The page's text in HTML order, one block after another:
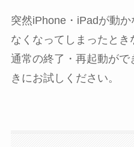
突然iPhone・iPadが動
なくなってしまったと
通常の終了・再起動がで
きにお試しください。